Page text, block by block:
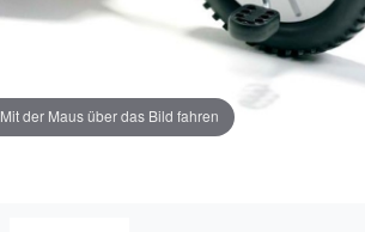
Mit der Maus über das Bild fahren